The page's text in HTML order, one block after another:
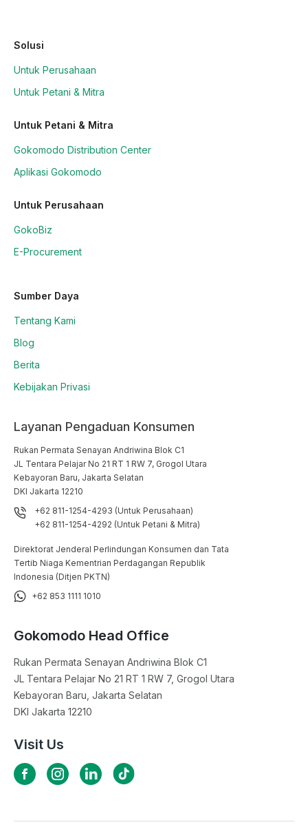
Solusi
Untuk Perusahaan
Untuk Petani & Mitra
Untuk Petani & Mitra
Gokomodo Distribution Center
Aplikasi Gokomodo
Untuk Perusahaan
GokoBiz
E-Procurement
Sumber Daya
Tentang Kami
Blog
Berita
Kebijakan Privasi
Layanan Pengaduan Konsumen
Rukan Permata Senayan Andriwina Blok C1
JL Tentara Pelajar No 21 RT 1 RW 7, Grogol Utara
Kebayoran Baru, Jakarta Selatan
DKI Jakarta 12210
+62 811-1254-4293 (Untuk Perusahaan)
+62 811-1254-4292 (Untuk Petani & Mitra)
Direktorat Jenderal Perlindungan Konsumen dan Tata
Tertib Niaga Kementrian Perdagangan Republik
Indonesia (Ditjen PKTN)
+62 853 1111 1010
Gokomodo Head Office
Rukan Permata Senayan Andriwina Blok C1
JL Tentara Pelajar No 21 RT 1 RW 7, Grogol Utara
Kebayoran Baru, Jakarta Selatan
DKI Jakarta 12210
Visit Us